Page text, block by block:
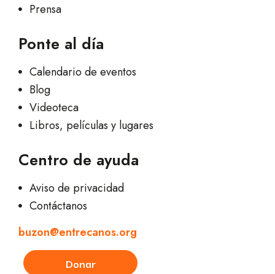
Prensa
Ponte al día
Calendario de eventos
Blog
Videoteca
Libros, películas y lugares
Centro de ayuda
Aviso de privacidad
Contáctanos
buzon@entrecanos.org